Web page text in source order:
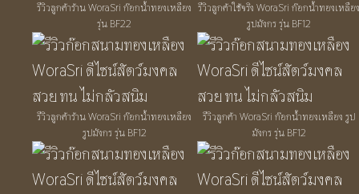
รีวิวลูกค้าร้าน WoraSri ก๊อกน้ำทองเหลือง
รุ่น BF22
รีวิวลูกค้าใช้จริง WoraSri ก๊อกน้ำทองเหลือ
รูปมังกร รุ่น BF12
รีวิวลูกค้าร้าน WoraSri ก๊อกน้ำทองเหลือง
รูปมังกร รุ่น BF12
รีวิวลูกค้า WoraSri ก๊อกน้ำทองเหลือง รูป
มังกร รุ่น BF12